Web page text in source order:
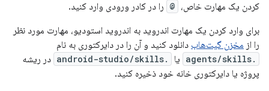
کردن یک مهارت خاص، @ را در کادر ورودی وارد کنید.
برای وارد کردن یک مهارت اندروید به اندروید استودیو، مهارت مورد نظر
را از مخزن گیت‌هاب دانلود کنید و آن را در دایرکتوری به نام
.agents/skills یا .android-studio/skills
در ریشه
پروژه یا دایرکتوری خانه خود ذخیره کنید.